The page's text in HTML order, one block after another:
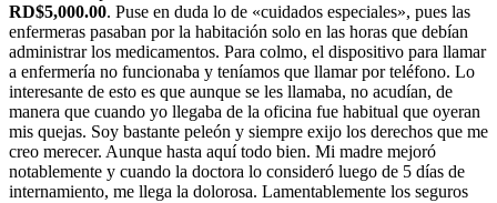
RD$5,000.00. Puse en duda lo de «cuidados especiales», pues las
enfermeras pasaban por la habitación solo en las horas que debían
administrar los medicamentos. Para colmo, el dispositivo para llamar
a enfermería no funcionaba y teníamos que llamar por teléfono. Lo
interesante de esto es que aunque se les llamaba, no acudían, de
manera que cuando yo llegaba de la oficina fue habitual que oyeran
mis quejas. Soy bastante peleón y siempre exijo los derechos que me
creo merecer. Aunque hasta aquí todo bien. Mi madre mejoró
notablemente y cuando la doctora lo consideró luego de 5 días de
internamiento, me llega la dolorosa. Lamentablemente los seguros